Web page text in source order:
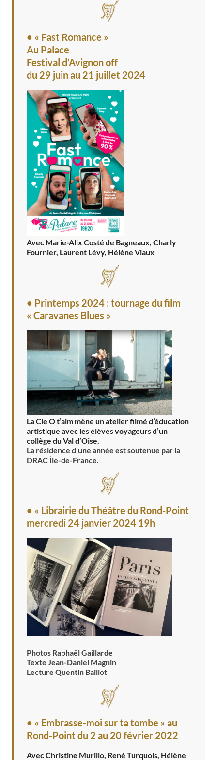
• « Fast Romance »
Au Palace
Festival d’Avignon off
du 29 juin au 21 juillet 2024
Avec Marie-Alix Costé de Bagneaux, Charly
Fournier, Laurent Lévy, Hélène Viaux
• Printemps 2024 : tournage du film
« Caravanes Blues »
La Cie O t’aim mène un atelier filmé d’éducation
artistique avec les élèves voyageurs d’un
collège du Val d’Oise.
La résidence d’une année est soutenue par la
DRAC Île-de-France.
• « Librairie du Théâtre du Rond-Point
mercredi 24 janvier 2024 19h
Photos Raphaël Gaillarde
Texte Jean-Daniel Magnin
Lecture Quentin Baillot
• « Embrasse-moi sur ta tombe » au
Rond-Point du 2 au 20 février 2022
Avec Christine Murillo, René Turquois, Hélène